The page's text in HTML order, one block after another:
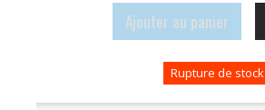
Ajouter au panier
Rupture de stock